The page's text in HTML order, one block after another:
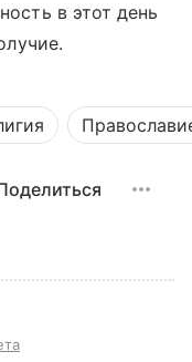
в этот день